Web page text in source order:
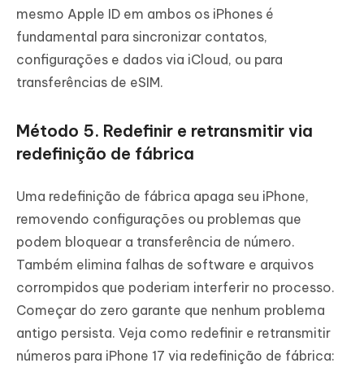
mesmo Apple ID em ambos os iPhones é
fundamental para sincronizar contatos,
configurações e dados via iCloud, ou para
transferências de eSIM.
Método 5. Redefinir e retransmitir via
redefinição de fábrica
Uma redefinição de fábrica apaga seu iPhone,
removendo configurações ou problemas que
podem bloquear a transferência de número.
Também elimina falhas de software e arquivos
corrompidos que poderiam interferir no processo.
Começar do zero garante que nenhum problema
antigo persista. Veja como redefinir e retransmitir
números para iPhone 17 via redefinição de fábrica: